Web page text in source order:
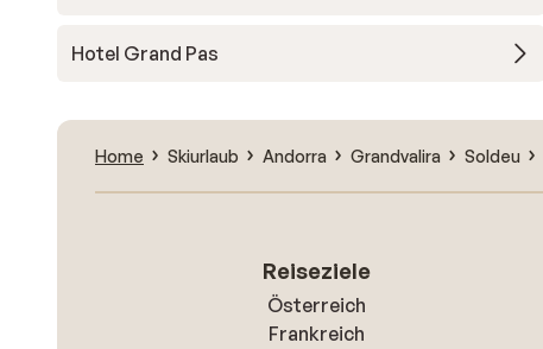
Hotel Grand Pas
Home Skiurlaub Andorra Grandvalira Soldeu
Reiseziele
Österreich
Frankreich